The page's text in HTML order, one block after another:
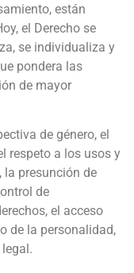
están
el Derecho se
se individualiza y
pondera las
de mayor
de género, el
respeto a los usos y
la presunción de
de
el acceso
de la personalidad,